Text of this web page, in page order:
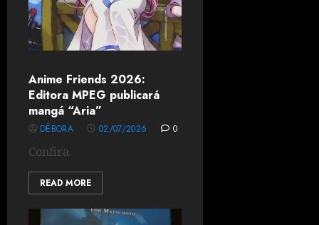
Anime Friends 2026:
Editora MPEG publicará
mangá “Aria”
DÉBORA 02/07/2026 0
Confira.
READ MORE